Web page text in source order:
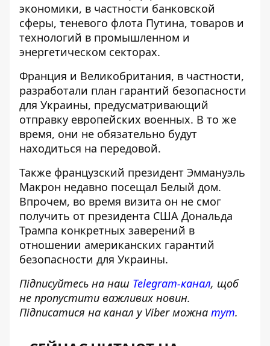
экономики, в частности банковской
сферы, теневого флота Путина, товаров и
технологий в промышленном и
энергетическом секторах.
Франция и Великобритания, в частности,
разработали план гарантий безопасности
для Украины, предусматривающий
отправку европейских военных. В то же
время, они не обязательно будут
находиться на передовой.
Также французский президент Эммануэль
Макрон недавно посещал Белый дом.
Впрочем, во время визита он не смог
получить от президента США Дональда
Трампа конкретных заверений в
отношении американских гарантий
безопасности для Украины.
Підписуйтесь на наш Telegram-канал, щоб
не пропустити важливих новин.
Підписатися на канал у Viber можна тут.